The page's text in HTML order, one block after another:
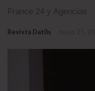
France 24 y Agencias
Revista Dat0s